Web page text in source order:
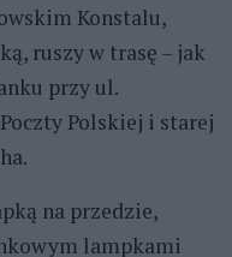
Konstalu,
ruszy w trasę – jak
przy ul.
Polskiej i starej
na przedzie,
lampkami